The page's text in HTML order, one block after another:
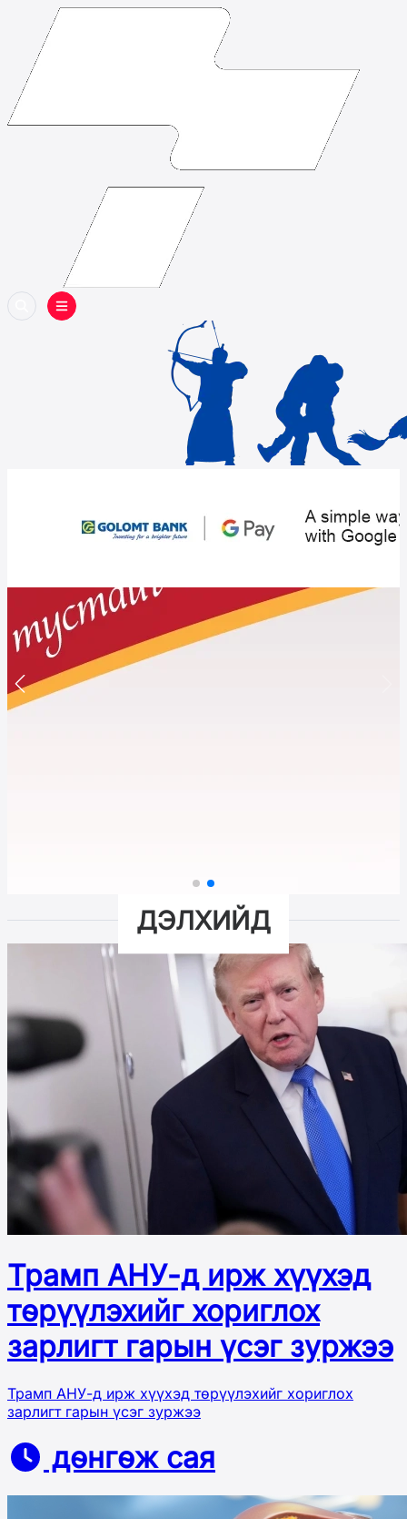
ДЭЛХИЙД
Трамп АНУ-д ирж хүүхэд
төрүүлэхийг хориглох
зарлигт гарын үсэг зуржээ
Трамп АНУ-д ирж хүүхэд төрүүлэхийг хориглох
зарлигт гарын үсэг зуржээ
дөнгөж сая